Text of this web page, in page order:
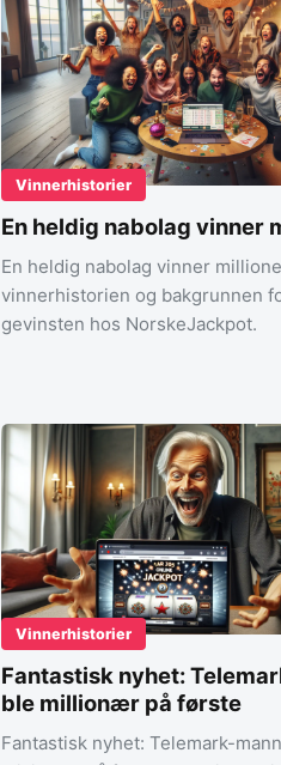
Vinnerhistorier
En heldig nabolag vinner
En heldig nabolag vinner
vinnerhistorien og bakgrunnen
gevinsten hos NorskeJackpot.
Vinnerhistorier
Fantastisk nyhet:
ble millionær på første
Fantastisk nyhet: Telemark-